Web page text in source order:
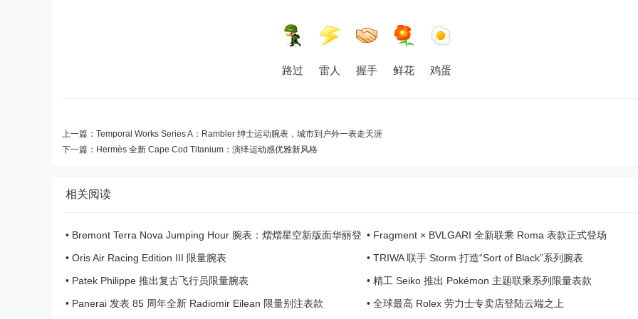
路过 雷人 握手 鲜花 鸡蛋
上一篇： Temporal Works Series A：Rambler 绅士运动腕表，城市到户外一表走天涯
下一篇： Hermès 全新 Cape Cod Titanium：演绎运动感优雅新风格
相关阅读
• Bremont Terra Nova Jumping Hour 腕表：熠熠星空新版面华丽登
场
• Fragment × BVLGARI 全新联乘 Roma 表款正式登场
• Oris Air Racing Edition III 限量腕表 • TRIWA 联手 Storm 打造“Sort of Black”系列腕表
• Patek Philippe 推出复古飞行员限量腕表 • 精工 Seiko 推出 Pokémon 主题联乘系列限量表款
• Panerai 发表 85 周年全新 Radiomir Eilean 限量别注表款 • 全球最高 Rolex 劳力士专卖店登陆云端之上